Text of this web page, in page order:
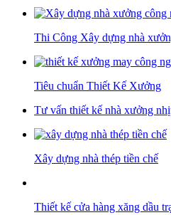
Thi Công Xây dựng nhà
Tiêu chuẩn Thiết Kế Xưởng
Tư vấn thiết kế nhà xưởng
Xây dựng nhà thép tiền chế
Thiết kế cửa hàng xăng dầu